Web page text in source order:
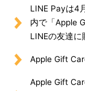
LINE Payは4
内で「Apple
LINEの友達
Apple Gift
Apple Gift